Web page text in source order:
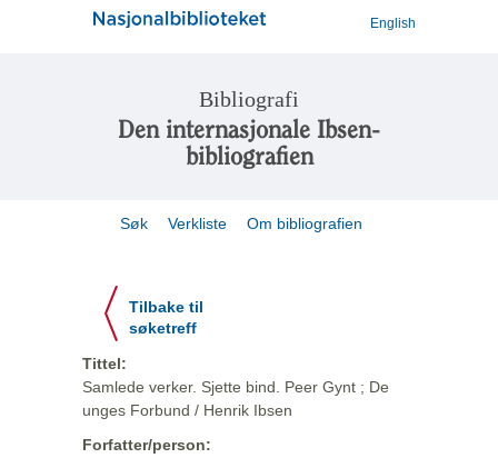
English
Bibliografi
Den internasjonale Ibsen-
bibliografien
Søk Verkliste Om bibliografien
Tilbake til
søketreff
Tittel:
Samlede verker. Sjette bind. Peer Gynt ; De
unges Forbund / Henrik Ibsen
Forfatter/person: